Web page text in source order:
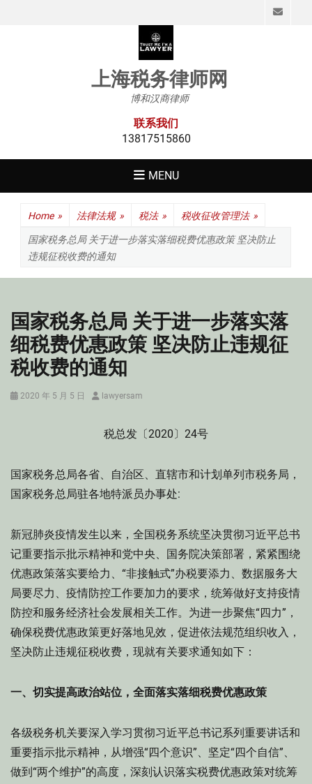
上海税务律师网
博和汉商律师
联系我们
13817515860
MENU
Home » 法律法规 » 税法 » 税收征收管理法 »
国家税务总局 关于进一步落实落细税费优惠政策 坚决防止
违规征税收费的通知
国家税务总局 关于进一步落实落
细税费优惠政策 坚决防止违规征
税收费的通知
Posted
2020 年 5 月 5 日 Authorlawyersam
税总发〔2020〕24号
国家税务总局各省、自治区、直辖市和计划单列市税务局，
国家税务总局驻各地特派员办事处:
新冠肺炎疫情发生以来，全国税务系统坚决贯彻习近平总书
记重要指示批示精神和党中央、国务院决策部署，紧紧围绕
优惠政策落实要给力、“非接触式”办税要添力、数据服务大
局要尽力、疫情防控工作要加力的要求，统筹做好支持疫情
防控和服务经济社会发展相关工作。为进一步聚焦“四力”，
确保税费优惠政策更好落地见效，促进依法规范组织收入，
坚决防止违规征税收费，现就有关要求通知如下：
一、切实提高政治站位，全面落实落细税费优惠政策
各级税务机关要深入学习贯彻习近平总书记系列重要讲话和
重要指示批示精神，从增强“四个意识”、坚定“四个自信”、
做到“两个维护”的高度，深刻认识落实税费优惠政策对统筹